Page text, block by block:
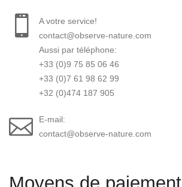
A votre service!
contact@observe-nature.com
Aussi par téléphone:
+33 (0)9 75 85 06 46
+33 (0)7 61 98 62 99
+32 (0)474 187 905
E-mail:
contact@observe-nature.com